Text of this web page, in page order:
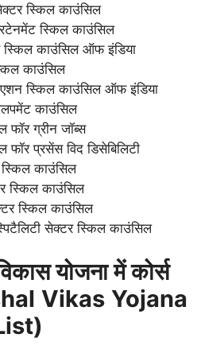
स्किल काउंसिल
स्किल काउंसिल
स्किल काउंसिल ऑफ इंडिया
काउंसिल
स्किल काउंसिल ऑफ इंडिया
काउंसिल
फॉर ग्रीन जॉब्स
फॉर प्रसेंस विद डिसेबिलिटी
स्किल काउंसिल
स्किल काउंसिल
स्किल काउंसिल
सेक्टर स्किल काउंसिल
योजना में कोर्स
Vikas Yojana